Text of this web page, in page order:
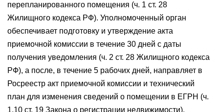
перепланированного помещения (ч. 1 ст. 28
Жилищного кодекса РФ). Уполномоченный орган
обеспечивает подготовку и утверждение акта
приемочной комиссии в течение 30 дней с даты
получения уведомления (ч. 2 ст. 28 Жилищного кодекса
РФ), а после, в течение 5 рабочих дней, направляет в
Росреестр акт приемочной комиссии и технический
план для изменения сведений о помещении в ЕГРН (ч.
1.10 ст. 19 Закона о регистрации недвижимости).